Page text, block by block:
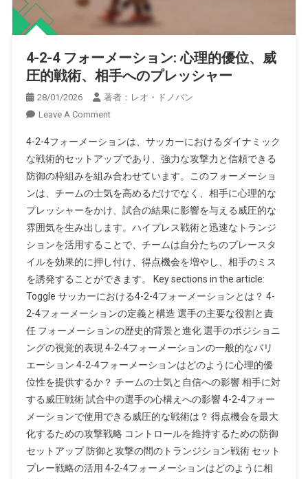
4-2-4 フォーメーション: 心理的優位、威
圧的戦術、相手へのプレッシャー
28/01/2026
著者：レオ・ドノバン
Leave A CommentOn
2-
4
フ
ォ
ー
メ
ー
シ
ン:
心
理
的
優
位、
威
圧
的
戦
術、
相
4-2-4フォーメーションは、サッカーにおけるダイナミック
な戦術的セットアップであり、強力な攻撃力と信頼できる
防御の枠組みを組み合わせています。このフォーメーショ
ンは、チームの士気を高めるだけでなく、相手に心理的な
プレッシャーをかけ、試合の結果に影響を与える威圧的な
雰囲気を生み出します。ハイプレス戦術と迅速なトランジ
ションを活用することで、チームは自分たちのプレースタ
イルを効果的に押し付け、得点機会を増やし、相手のミス
を誘発することができます。 Key sections in the article:
Toggle サッカーにおける4-2-4フォーメーションとは？ 4-
2-4フォーメーションの定義と構造 選手の主要な役割と責
任 フォーメーションの歴史的背景と進化 選手のポジショニ
ングの視覚的表現 4-2-4フォーメーションの一般的なバリ
エーション 4-2-4フォーメーションはどのように心理的優
位性を提供するか？ チームの士気と自信への影響 相手に対
する威圧戦術 試合中の選手の心構えへの影響 4-2-4フォー
メーションで使用できる威圧的な戦術は？ 得点機会を最大
化するための攻撃戦略 コントロールを維持するための防御
セットアップ 防御と攻撃の間のトランジション戦術 セット
プレー戦略の活用 4-2-4フォーメーションはどのように相